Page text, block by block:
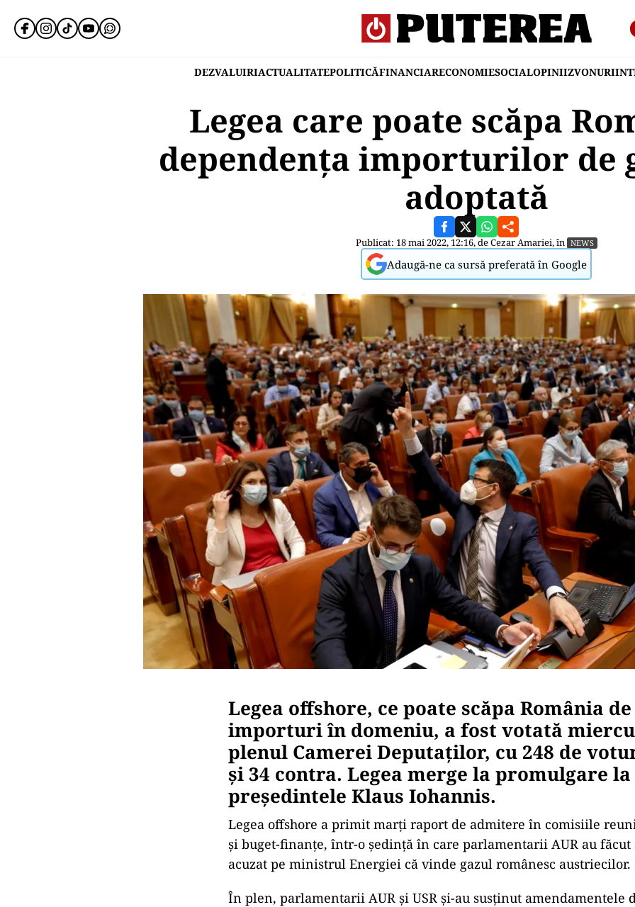
DEZVALUIRIACTUALITATEPOLITICĂFINANCIARECONOMIESOCIALOPINIIZVONURI
Legea care poate scăpa
dependența importurilor de
adoptată
Publicat: 18 mai 2022, 12:16, deCezar Amariei, în NEWS
Adaugă-ne ca sursă preferată în Google
Legea offshore, ce poate scăpa România de
importuri în domeniu, a fost votată
plenul Camerei Deputaţilor, cu 248 de
şi 34 contra. Legea merge la promulgare la
preşedintele Klaus Iohannis.
Legea offshore a primit marţi raport de admitere în comisiile
şi buget-finanţe, într-o şedinţă în care parlamentarii AUR au făcut
acuzat pe ministrul Energiei că vinde gazul românesc austriecilor.
În plen, parlamentarii AUR şi USR şi-au susţinut amendamentele